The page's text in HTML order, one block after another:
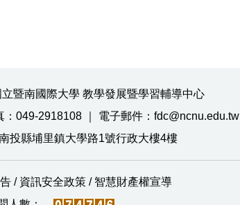
暨南國際大學 教學發展暨學習輔導中心
049-2918108 ｜ 電子郵件：fdc@ncnu.edu.tw
投縣埔里鎮大學路1號行政大樓4樓
/ 資訊安全政策 / 智慧財產權宣導